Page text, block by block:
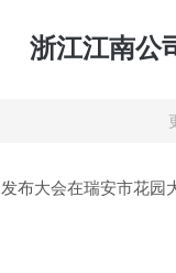
浙江江南公
大会在瑞安市花园